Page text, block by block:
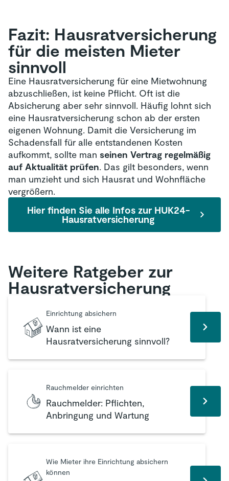
Fazit: Hausrat­versicherung
für die meisten Mieter
sinnvoll
Eine Hausratversicherung für eine Mietwohnung
abzuschließen, ist keine Pflicht. Oft ist die
Absicherung aber sehr sinnvoll. Häufig lohnt sich
eine Hausratversicherung schon ab der ersten
eigenen Wohnung. Damit die Versicherung im
Schadensfall für alle entstandenen Kosten
aufkommt, sollte man seinen Vertrag regelmäßig
auf Aktualität prüfen. Das gilt besonders, wenn
man umzieht und sich Hausrat und Wohnfläche
vergrößern.
Hier finden Sie alle Infos zur HUK24-
Hausratversicherung
Weitere Ratgeber zur
Hausrat­versicherung
Einrichtung absichern
Wann ist eine
Hausratversicherung sinnvoll?
Rauchmelder einrichten
Rauchmelder: Pflichten,
Anbringung und Wartung
Wie Mieter ihre Einrichtung absichern
können